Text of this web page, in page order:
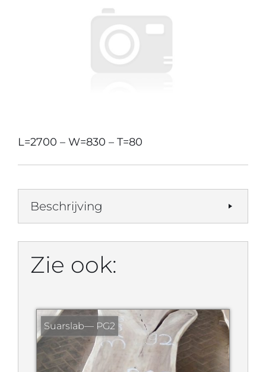
L=2700 – W=830 – T=80
Beschrijving
Zie ook:
Suarslab— PG2